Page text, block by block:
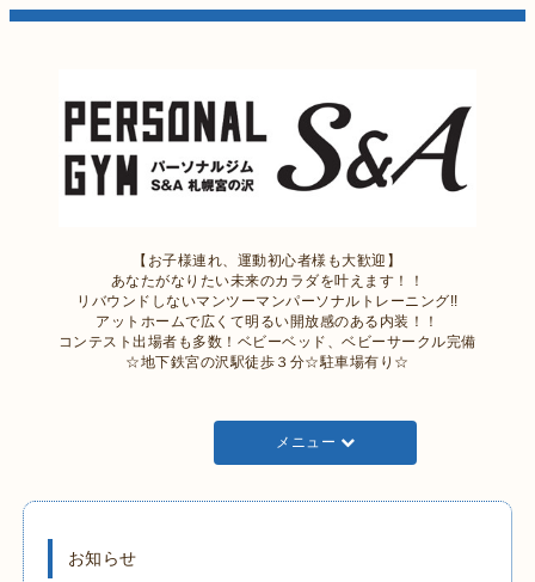
【お子様連れ、運動初心者様も大歓迎】
あなたがなりたい未来のカラダを叶えます！！
リバウンドしないマンツーマンパーソナルトレーニング!!
アットホームで広くて明るい開放感のある内装！！
コンテスト出場者も多数！ベビーベッド、ベビーサークル完備
☆地下鉄宮の沢駅徒歩３分☆駐車場有り☆
メニュー
お知らせ